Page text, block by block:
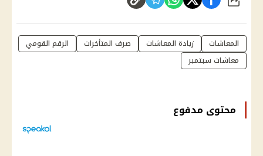
المعاشات زيادة المعاشات صرف المتأخرات
الرقم القومي
معاشات سبتمبر
محتوى مدفوع